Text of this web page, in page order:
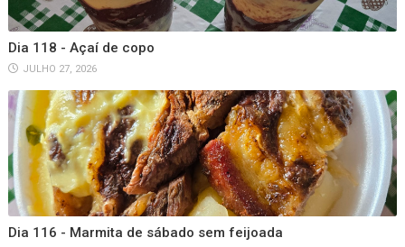
Dia 118 - Açaí de copo
JULHO 27, 2026
Dia 116 - Marmita de sábado sem feijoada